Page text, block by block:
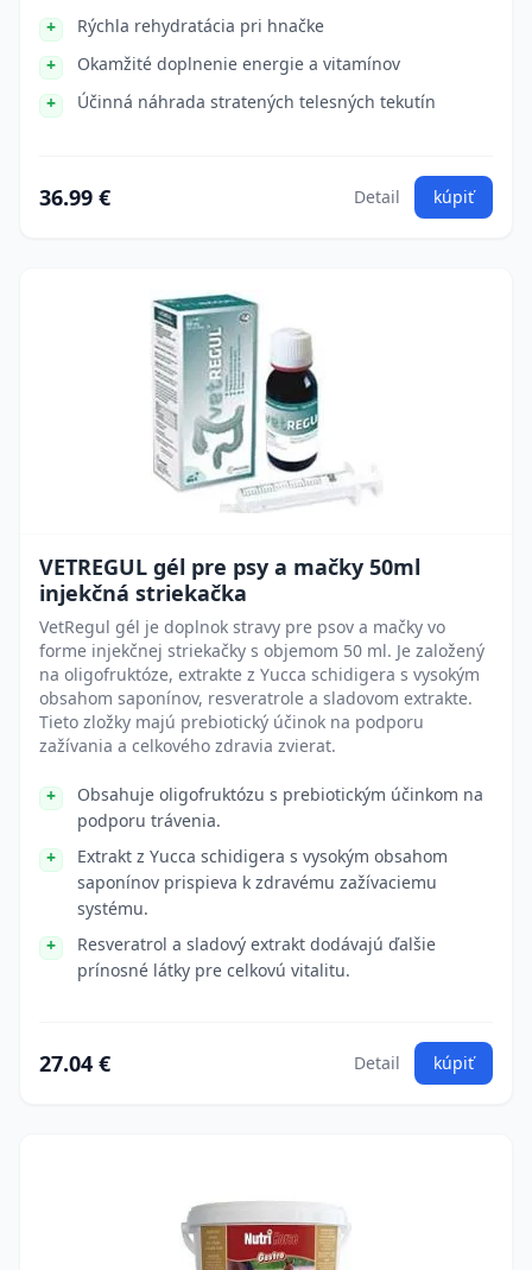
Rýchla rehydratácia pri hnačke
Okamžité doplnenie energie a vitamínov
Účinná náhrada stratených telesných tekutín
36.99 € Detail kúpiť
VETREGUL gél pre psy a mačky 50ml
injekčná striekačka
VetRegul gél je doplnok stravy pre psov a mačky vo
forme injekčnej striekačky s objemom 50 ml. Je založený
na oligofruktóze, extrakte z Yucca schidigera s vysokým
obsahom saponínov, resveratrole a sladovom extrakte.
Tieto zložky majú prebiotický účinok na podporu
zažívania a celkového zdravia zvierat.
Obsahuje oligofruktózu s prebiotickým účinkom na
podporu trávenia.
Extrakt z Yucca schidigera s vysokým obsahom
saponínov prispieva k zdravému zažívaciemu
systému.
Resveratrol a sladový extrakt dodávajú ďalšie
prínosné látky pre celkovú vitalitu.
27.04 € Detail kúpiť